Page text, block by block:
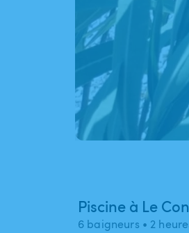
Piscine à Le
6 baigneurs • 2